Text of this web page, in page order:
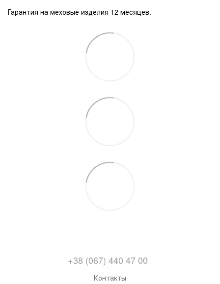
Гарантия на меховые изделия 12 месяцев.
+38 (067) 440 47 00
Контакты